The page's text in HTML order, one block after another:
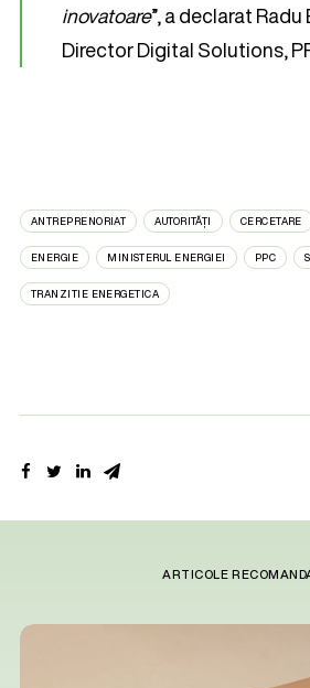
inovatoare”, a declarat
Director Digital Solutions,
ANTREPRENORIAT AUTORITĂȚI CERCETARE
ENERGIE MINISTERUL ENERGIEI PPC
TRANZITIE ENERGETICA
ARTICOLE